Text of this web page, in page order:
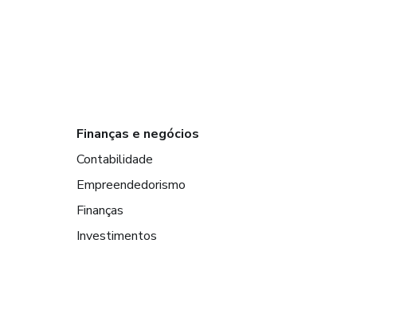
Finanças e negócios
Contabilidade
Empreendedorismo
Finanças
Investimentos